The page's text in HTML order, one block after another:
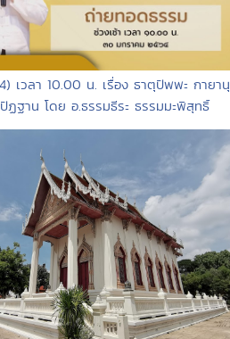
เวลา 10.00 น. เรื่อง ธาตุปัพพะ กายานุ
ฏฐาน โดย อ.ธรรมธีระ ธรรมมะพิสุทธิ์